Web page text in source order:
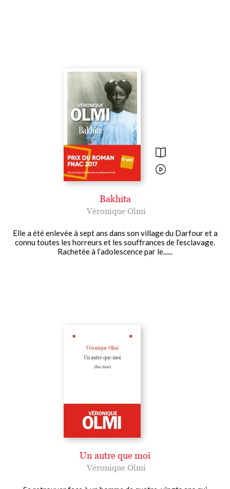
Bakhita
Véronique Olmi
Elle a été enlevée à sept ans dans son village du Darfour et a
connu toutes les horreurs et les souffrances de l’esclavage.
Rachetée à l’adolescence par le......
Un autre que moi
Véronique Olmi